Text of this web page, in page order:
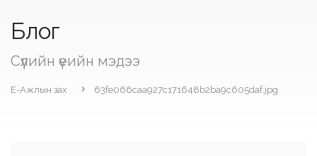
Блог
Сүүлийн үеийн мэдээ
Е-Ажлын зах 63fe066caa927c171648b2ba9c605daf.jpg